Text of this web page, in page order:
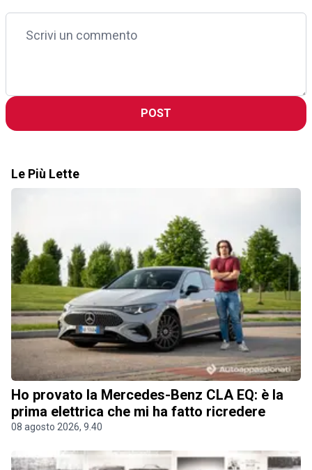
POST
Le Più Lette
Ho provato la Mercedes-Benz CLA EQ: è la
prima elettrica che mi ha fatto ricredere
08 agosto 2026, 9.40